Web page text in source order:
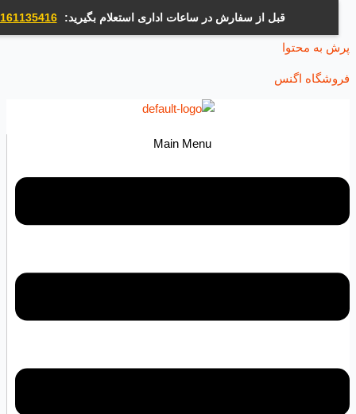
قبل از سفارش در ساعات اداری استعلام بگیرید: 09161135416
محتوا
اگنس
Main Menu